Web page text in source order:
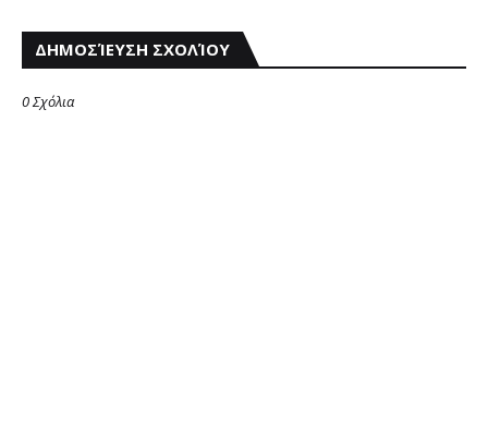
ΔΗΜΟΣΊΕΥΣΗ ΣΧΟΛΊΟΥ
0 Σχόλια